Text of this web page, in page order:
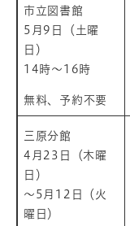
市立図書館
5月9日（土曜
日）
14時～16時
無料、予約不要
三原分館
4月23日（木曜
日）
～5月12日（火
曜日）